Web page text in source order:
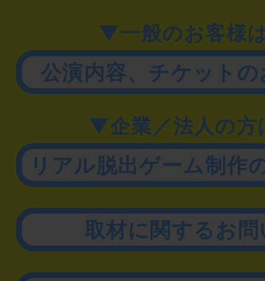
▼一般のお客様
公演内容、チケット
▼企業／法人の方
リアル脱出ゲーム制作
取材に関するお